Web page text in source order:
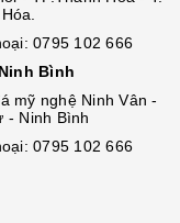
0795 102 666
Bình
mỹ nghệ Ninh Vân -
- Ninh Bình
0795 102 666